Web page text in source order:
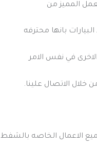
المميز من
بانها محترفه
في نفس الامر
خلال الاتصال علينا.
الاعمال الخاصه بالشفط